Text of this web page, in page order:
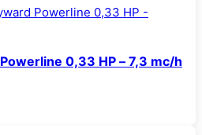
0,33 HP – 7,3 mc/h